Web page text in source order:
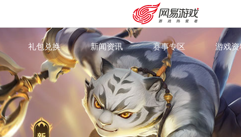
礼包兑换 新闻资讯 赛事专区 游戏资
·新闻资讯
· 最新专题
·群雄逐鹿
·武神坛
·全民PK赛
· 游戏
奇经
召唤